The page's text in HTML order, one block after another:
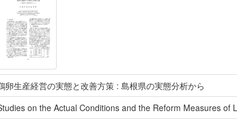
卵生産経営の実態と改善方策 : 島根県の実態分析から
on the Actual Conditions and the Reform Measures of